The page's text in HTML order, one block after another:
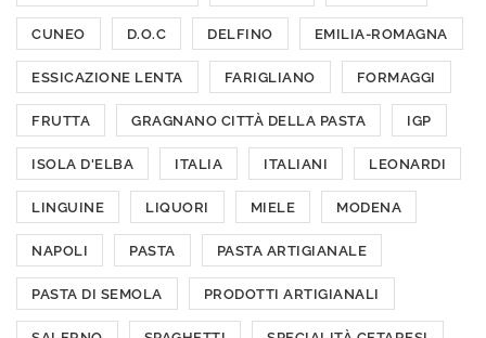
CUNEO D.O.C DELFINO EMILIA-ROMAGNA
ESSICAZIONE LENTA FARIGLIANO FORMAGGI
FRUTTA GRAGNANO CITTÀ DELLA PASTA IGP
ISOLA D'ELBA ITALIA ITALIANI LEONARDI
LINGUINE LIQUORI MIELE MODENA
NAPOLI PASTA PASTA ARTIGIANALE
PASTA DI SEMOLA PRODOTTI ARTIGIANALI